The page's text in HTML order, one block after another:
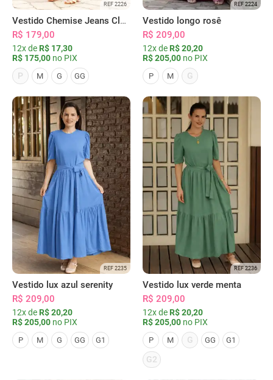
REF 2226
Vestido Chemise Jeans Clássica Serena
R$ 179,00
12x de R$ 17,30
R$ 175,00 no PIX
P
M G GG
REF 2224
Vestido longo rosê
R$ 209,00
12x de R$ 20,20
R$ 205,00 no PIX
P M G
REF 2235
Vestido lux azul serenity
R$ 209,00
12x de R$ 20,20
R$ 205,00 no PIX
P M G GG G1
REF 2236
Vestido lux verde menta
R$ 209,00
12x de R$ 20,20
R$ 205,00 no PIX
P M G GG G1
G2